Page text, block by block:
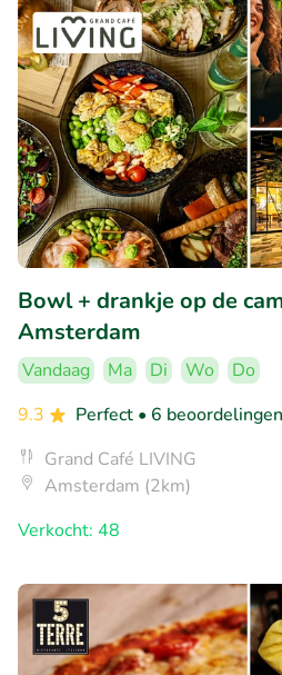
Bowl + drankje op de
Amsterdam
Vandaag Ma Di Wo
Do
9.3
Perfect • 6 beoordelingen
Grand Café LIVING
Amsterdam (2km)
Verkocht: 48